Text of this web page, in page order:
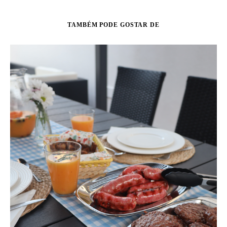
TAMBÉM PODE GOSTAR DE